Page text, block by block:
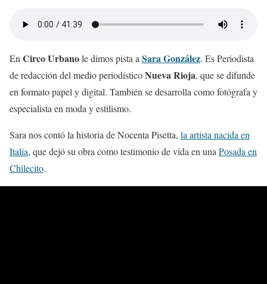
En Circo Urbanole dimos pista a Sara González. Es Periodista
de redacción del medio periodísticoNueva Rioja, que se difunde
en formato papel y digital. También se desarrolla como fotógrafa y
especialista en moda y estilismo.
Sara nos contó la historia de Nocenta Pisetta, la artísta nacida en
Italia, que dejó su obra como testimonio de vida en una Posada en
Chilecito.